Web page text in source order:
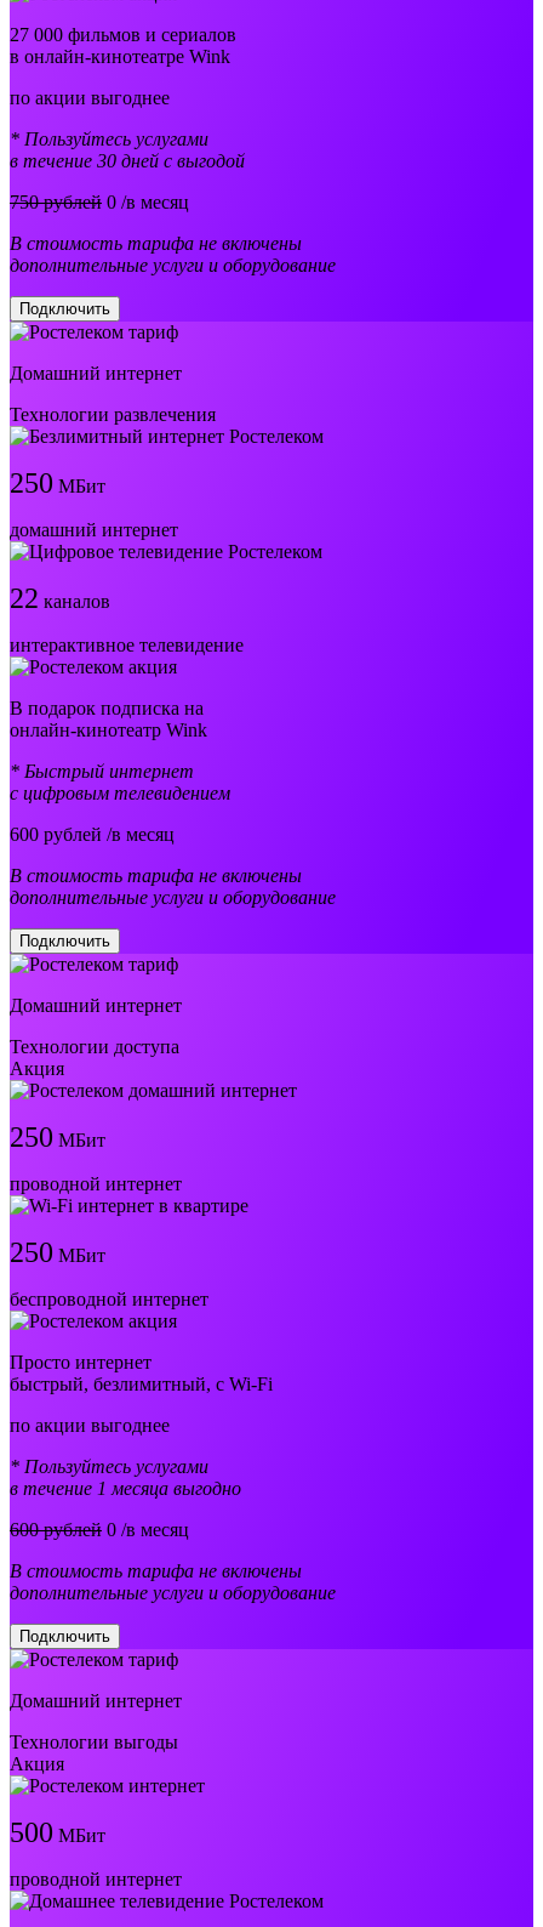
27 000 фильмов и сериалов
в онлайн-кинотеатре Wink
по акции выгоднее
* Пользуйтесь услугами
в течение 30 дней с выгодой
750 рублей 0 /в месяц
В стоимость тарифа не включены
дополнительные услуги и оборудование
Подключить
Домашний интернет
Технологии развлечения
250 МБит
домашний интернет
22 каналов
интерактивное телевидение
В подарок подписка на
онлайн-кинотеатр Wink
* Быстрый интернет
с цифровым телевидением
600 рублей /в месяц
В стоимость тарифа не включены
дополнительные услуги и оборудование
Подключить
Домашний интернет
Технологии доступа
Акция
250 МБит
проводной интернет
250 МБит
беспроводной интернет
Просто интернет
быстрый, безлимитный, с Wi-Fi
по акции выгоднее
* Пользуйтесь услугами
в течение 1 месяца выгодно
600 рублей 0 /в месяц
В стоимость тарифа не включены
дополнительные услуги и оборудование
Подключить
Домашний интернет
Технологии выгоды
Акция
500 МБит
проводной интернет